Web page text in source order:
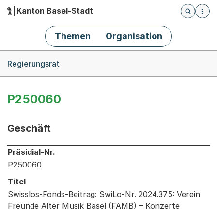
Hauptnavigation
Kanton Basel-Stadt
Öffnet
Themen Organisation
Regierungsrat
P250060
Geschäft
Informationen zum Ausgewählten Geschäft
Präsidial-Nr.
P250060
Titel
Swisslos-Fonds-Beitrag: SwiLo-Nr. 2024.375: Verein
Freunde Alter Musik Basel (FAMB) – Konzerte